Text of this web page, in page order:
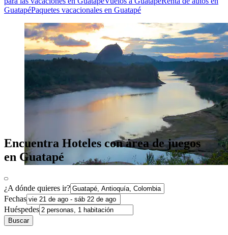
GuatapéPaquetes vacacionales en Guatapé
Encuentra Hoteles con área de juegos
en Guatapé
¿A dónde quieres ir?
Fechas
Huéspedes
Buscar